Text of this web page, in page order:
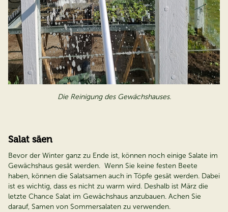
Die Reinigung des Gewächshauses.
Salat säen
Bevor der Winter ganz zu Ende ist, können noch einige Salate im
Gewächshaus gesät werden. Wenn Sie keine festen Beete
haben, können die Salatsamen auch in Töpfe gesät werden. Dabei
ist es wichtig, dass es nicht zu warm wird. Deshalb ist März die
letzte Chance Salat im Gewächshaus anzubauen. Achen Sie
darauf, Samen von Sommersalaten zu verwenden.